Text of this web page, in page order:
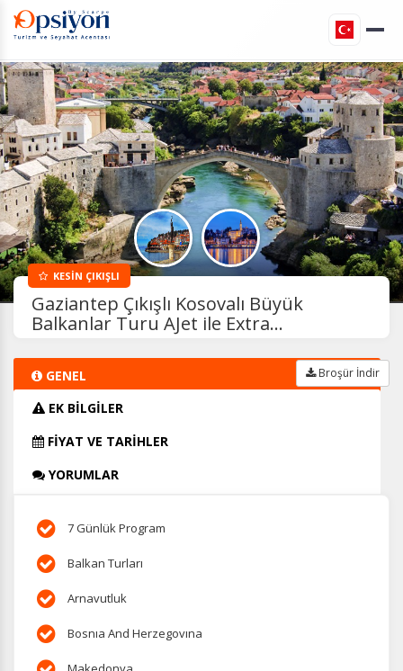
KESİN ÇIKIŞLI
Gaziantep Çıkışlı Kosovalı Büyük
Balkanlar Turu AJet ile Extra...
GENEL
EK BİLGİLER
FİYAT VE TARİHLER
YORUMLAR
Broşür İndir
7 Günlük Program
Balkan Turları
Arnavutluk
Bosnıa And Herzegovına